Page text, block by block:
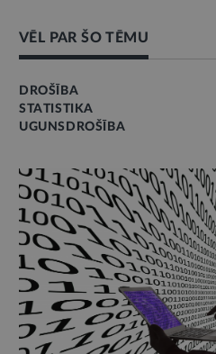
VĒL PAR ŠO TĒMU
DROŠĪBA
STATISTIKA
UGUNSDROŠĪBA